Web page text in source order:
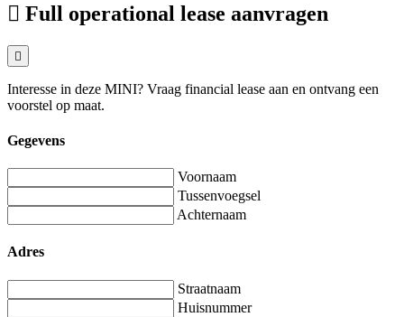
Full operational lease aanvragen
Interesse in deze MINI? Vraag financial lease aan en ontvang een
voorstel op maat.
Gegevens
Voornaam
Tussenvoegsel
Achternaam
Adres
Straatnaam
Huisnummer